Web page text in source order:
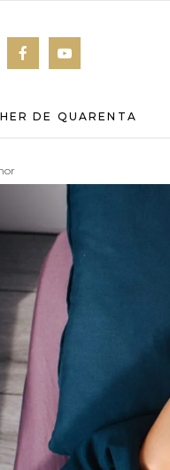
DE QUARENTA